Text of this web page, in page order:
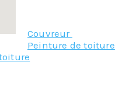
Couvreur
Peinture de toiture